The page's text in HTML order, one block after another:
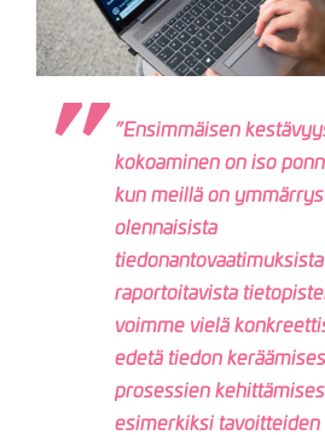
”Ensimmäisen
kokoaminen on iso
kun meillä on
olennaisista
raportoitavista
voimme vielä
edetä tiedon
prosessien
esimerkiksi tavoitteiden